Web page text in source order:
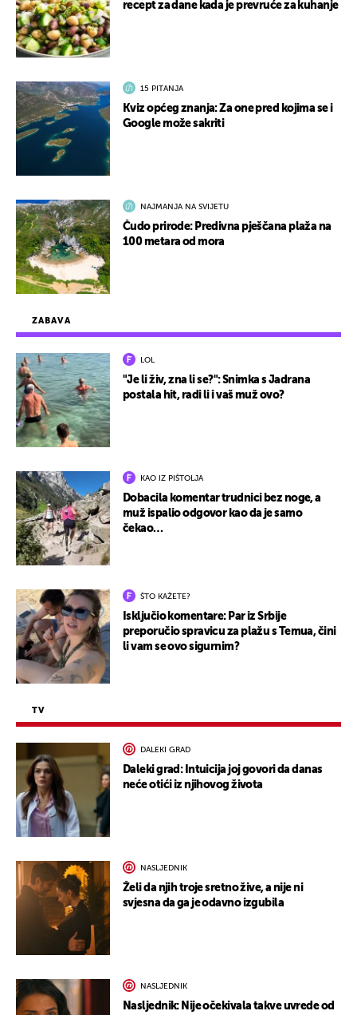
ZABAVA
LOL
"Je li živ, zna li se?": Snimka s Jadrana
postala hit, radi li i vaš muž ovo?
KAO IZ PIŠTOLJA
Dobacila komentar trudnici bez noge, a
muž ispalio odgovor kao da je samo
čekao…
ŠTO KAŽETE?
Isključio komentare: Par iz Srbije
preporučio spravicu za plažu s Temua, čini
li vam se ovo sigurnim?
TV
DALEKI GRAD
Daleki grad: Intuicija joj govori da danas
neće otići iz njihovog života
NASLJEDNIK
Želi da njih troje sretno žive, a nije ni
svjesna da ga je odavno izgubila
NASLJEDNIK
Nasljednik: Nije očekivala takve uvrede od
recept za dane kada je prevruće za kuhanje
15 PITANJA
Kviz općeg znanja: Za one pred kojima se i
Google može sakriti
NAJMANJA NA SVIJETU
Čudo prirode: Predivna pješčana plaža na
100 metara od mora